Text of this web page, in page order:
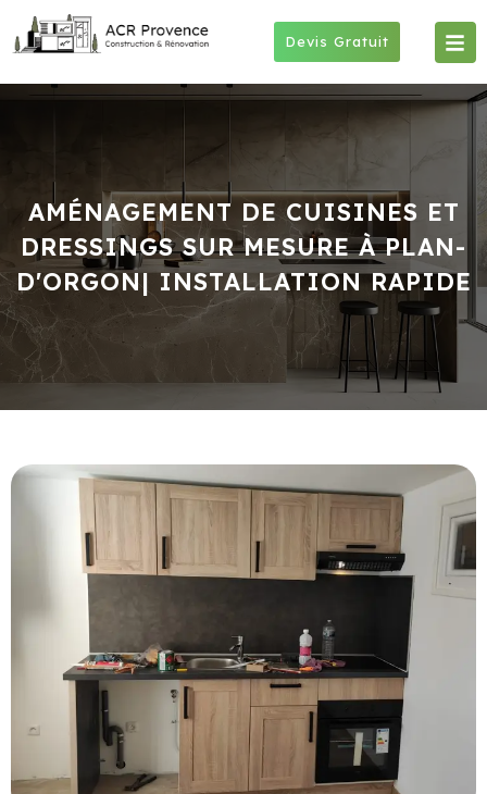
Devis Gratuit
AMÉNAGEMENT DE CUISINES ET
DRESSINGS SUR MESURE À PLAN-
D'ORGON| INSTALLATION RAPIDE